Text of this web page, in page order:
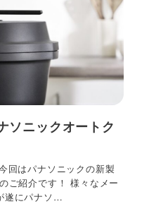
ソニックオートク
回はパナソニックの新製
ご紹介です！ 様々なメー
遂にパナソ…